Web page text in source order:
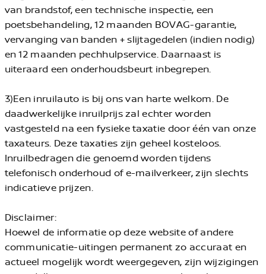
van brandstof, een technische inspectie, een
poetsbehandeling, 12 maanden BOVAG-garantie,
vervanging van banden + slijtagedelen (indien nodig)
en 12 maanden pechhulpservice. Daarnaast is
uiteraard een onderhoudsbeurt inbegrepen.
3)Een inruilauto is bij ons van harte welkom. De
daadwerkelijke inruilprijs zal echter worden
vastgesteld na een fysieke taxatie door één van onze
taxateurs. Deze taxaties zijn geheel kosteloos.
Inruilbedragen die genoemd worden tijdens
telefonisch onderhoud of e-mailverkeer, zijn slechts
indicatieve prijzen.
Disclaimer:
Hoewel de informatie op deze website of andere
communicatie-uitingen permanent zo accuraat en
actueel mogelijk wordt weergegeven, zijn wijzigingen